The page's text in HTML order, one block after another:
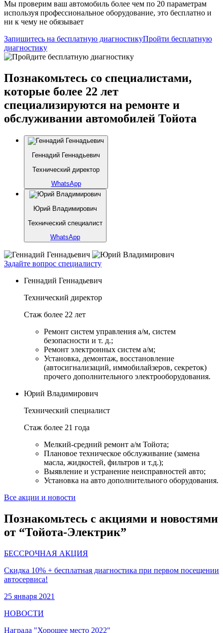
Мы проверим ваш автомобиль более чем по 20 параметрам
используя профессиональное оборудование, это бесплатно и
ни к чему не обязывает
Запишитесь на бесплатную диагностикуПройти бесплатную
диагностику
Познакомьтесь со специалистами,
которые более 22 лет
специализируются на ремонте и
обслуживании автомобилей Тойота
Геннадий Геннадьевич
Технический директор
WhatsApp
Юрий Владимирович
Технический специалист
WhatsApp
Задайте вопрос специалисту
Геннадий Геннадьевич
Технический директор
Стаж более 22 лет
Ремонт систем управления а/м, систем
безопасности и т. д.;
Ремонт электронных систем а/м;
Установка, демонтаж, восстановление
(автосигнализаций, иммобилайзеров, секреток)
прочего дополнительного электрооборудования.
Юрий Владимирович
Технический специалист
Стаж более 21 года
Мелкий-средний ремонт а/м Тойота;
Плановое техническое обслуживание (замена
масла, жидкостей, фильтров и т.д.);
Выявление и устранение неисправностей авто;
Установка на авто дополнительного оборудования.
Все акции и новости
Познакомьтесь с акциями и новостями
от “Тойота-Электрик”
БЕССРОЧНАЯ АКЦИЯ
Скидка 10% + бесплатная диагностика при первом посещении
автосервиса!
25 января 2021
НОВОСТИ
Награда "Хорошее место 2022"